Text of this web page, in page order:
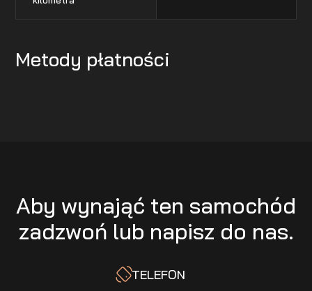
Metody płatności
Aby wynająć ten samochód
zadzwoń lub napisz do nas.
TELEFON